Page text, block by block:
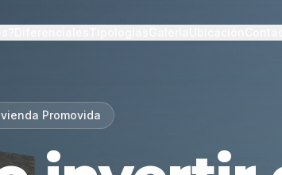
Promovida